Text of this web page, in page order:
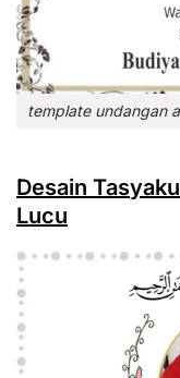
template undangan
Desain
Lucu